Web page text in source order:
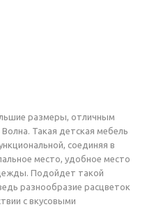
размеры, отличным
Такая детская мебель
соединяя в
место, удобное место
Подойдет такой
разнообразие расцветок
с вкусовыми